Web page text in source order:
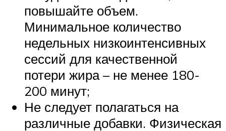
повышайте объем.
Минимальное количество
недельных низкоинтенсивных
сессий для качественной
потери жира – не менее 180-
200 минут;
Не следует полагаться на
различные добавки. Физическая